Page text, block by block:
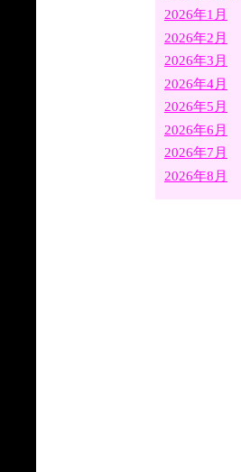
2026年1月
2026年2月
2026年3月
2026年4月
2026年5月
2026年6月
2026年7月
2026年8月